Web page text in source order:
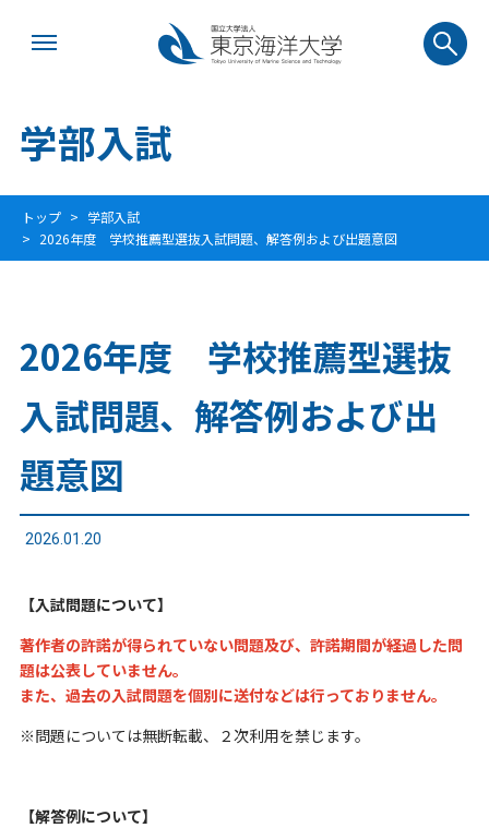
学部入試
トップ
学部入試
2026年度 学校推薦型選抜入試問題、解答例および出題意図
2026年度 学校推薦型選抜
入試問題、解答例および出
題意図
2026.01.20
【入試問題について】
著作者の許諾が得られていない問題及び、許諾期間が経過した問
題は公表していません。
また、過去の入試問題を個別に送付などは行っておりません。
※問題については無断転載、２次利用を禁じます。
【解答例について】